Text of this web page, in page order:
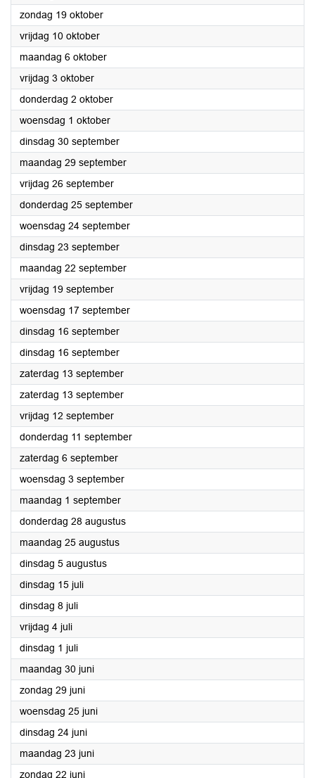
zondag 19 oktober2025
vrijdag 10 oktober2025
maandag 6 oktober2025
vrijdag 3 oktober2025
donderdag 2 oktober2025
woensdag 1 oktober2025
dinsdag 30 september2025
maandag 29 september2025
vrijdag 26 september2025
donderdag 25 september2025
woensdag 24 september2025
dinsdag 23 september2025
maandag 22 september2025
vrijdag 19 september2025
woensdag 17 september2025
dinsdag 16 september2025
dinsdag 16 september2025
zaterdag 13 september2025
zaterdag 13 september2025
vrijdag 12 september2025
donderdag 11 september2025
zaterdag 6 september2025
woensdag 3 september2025
maandag 1 september2025
donderdag 28 augustus2025
maandag 25 augustus2025
dinsdag 5 augustus2025
dinsdag 15 juli2025
dinsdag 8 juli2025
vrijdag 4 juli2025
dinsdag 1 juli2025
maandag 30 juni2025
zondag 29 juni2025
woensdag 25 juni2025
dinsdag 24 juni2025
maandag 23 juni2025
zondag 22 juni2025